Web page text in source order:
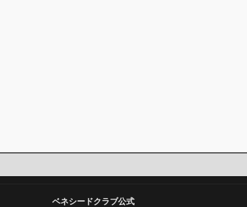
ベネシードクラブ公式